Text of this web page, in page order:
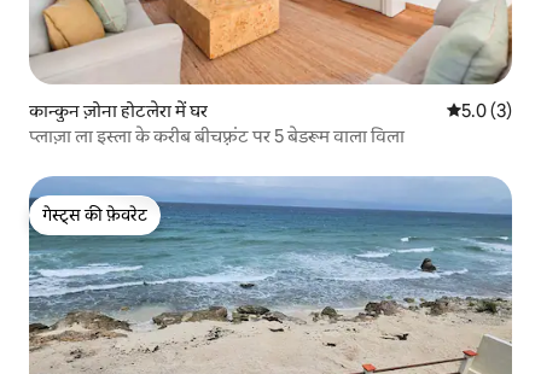
कान्कुन ज़ोना होटलेरा में घर औसत रेटिंग 5
5.0 (3)
प्लाज़ा ला इस्ला के करीब बीचफ़्रंट पर 5 बेडरूम वाला विला
गेस्ट्स की फ़ेवरेट
गेस्ट्स की फ़ेवरेट